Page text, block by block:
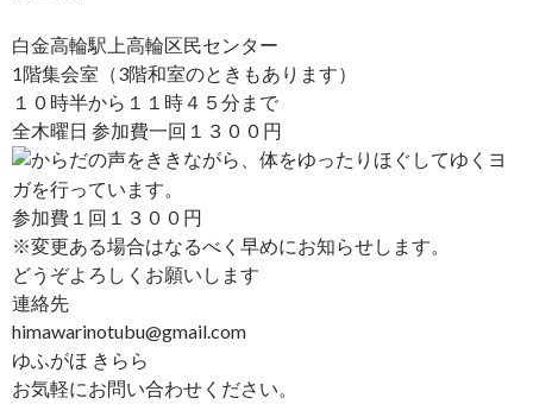
白金高輪駅上高輪区民センター
1階集会室（3階和室のときもあります）
１０時半から１１時４５分まで
全木曜日 参加費一回１３００円
からだの声をききながら、体をゆったりほぐしてゆくヨ
ガを行っています。
参加費１回１３００円
※変更ある場合はなるべく早めにお知らせします。
どうぞよろしくお願いします
連絡先
himawarinotubu@gmail.com
ゆふがほ きらら
お気軽にお問い合わせください。